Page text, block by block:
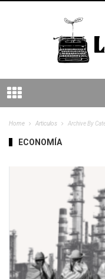
Home Articulos Archive By
ECONOMÍA